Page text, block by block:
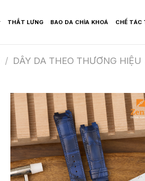
THẮT LƯNG BAO DA CHÌA KHOÁ CHẾ TÁC
/ DÂY DA THEO THƯƠNG HIỆU